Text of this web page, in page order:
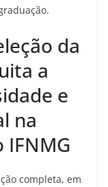
da
a
e
na
IFNMG
completa, em